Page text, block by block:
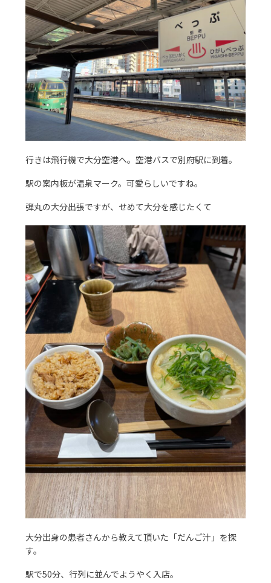
行きは飛行機で大分空港へ。空港バスで別府駅に到着。
駅の案内板が温泉マーク。可愛らしいですね。
弾丸の大分出張ですが、せめて大分を感じたくて
大分出身の患者さんから教えて頂いた「だんご汁」を探
す。
駅で50分、行列に並んでようやく入店。